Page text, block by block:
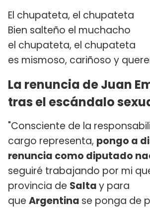
El chupateta, el chupateta
Bien salteño el muchacho
el chupateta, el chupateta
es mismoso, cariñoso y
La renuncia de Juan
tras el escándalo
"Consciente de la
cargo representa, pongo a
renuncia como diputado
seguiré trabajando por mi
provincia de Saltay para
que Argentina se ponga de